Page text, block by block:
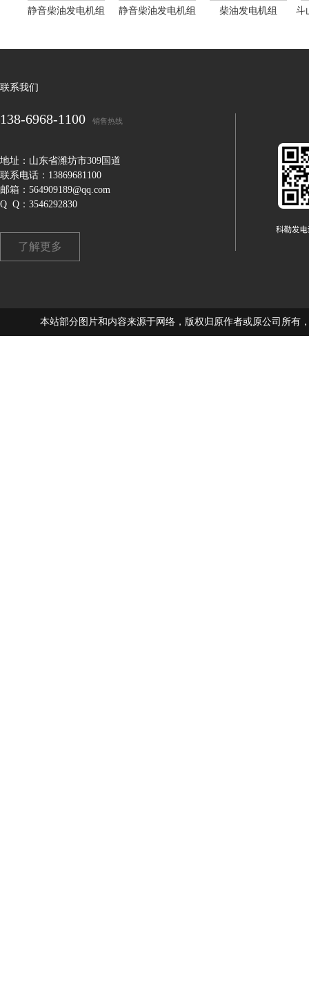
静音柴油发电机组 静音柴油发电机组 柴油发电机组 斗
联系我们
138-6968-1100 销售热线
地址：山东省潍坊市309国道
联系电话：13869681100
邮箱：564909189@qq.com
Q Q：3546292830
了解更多
本站部分图片和内容来源于网络，版权归原作者或原公司所